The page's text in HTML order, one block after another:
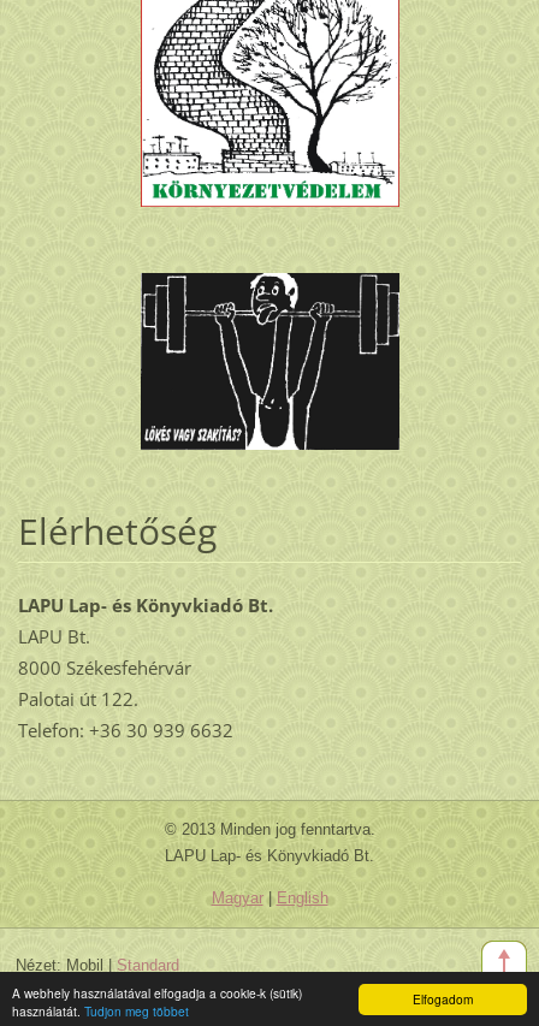
Elfogadom
A webhely használatával elfogadja a cookie-k (sütik)
használatát. Tudjon meg többet
Elérhetőség
LAPU Lap- és Könyvkiadó Bt.
LAPU Bt.
8000 Székesfehérvár
Palotai út 122.
Telefon: +36 30 939 6632
© 2013 Minden jog fenntartva.
LAPU Lap- és Könyvkiadó Bt.
Magyar| English
Nézet: Mobil Standard